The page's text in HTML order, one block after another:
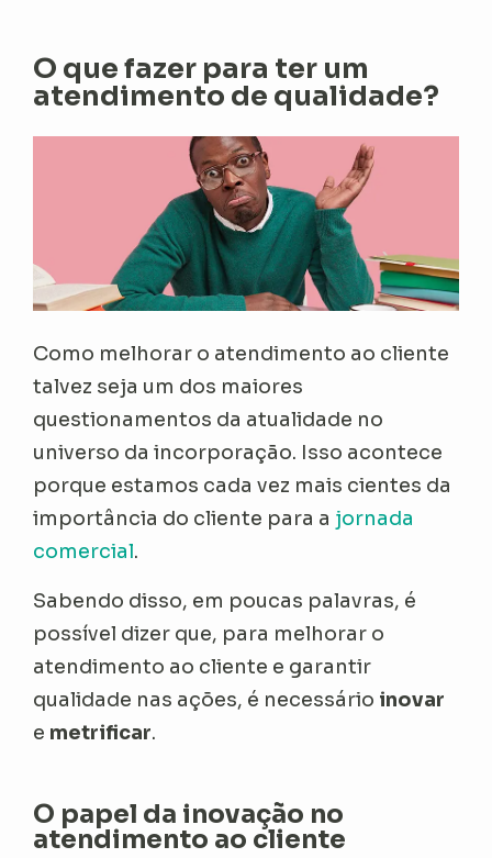
O que fazer para ter um
atendimento de qualidade?
Como melhorar o atendimento ao cliente
talvez seja um dos maiores
questionamentos da atualidade no
universo da incorporação. Isso acontece
porque estamos cada vez mais cientes da
importância do cliente para a jornada
comercial.
Sabendo disso, em poucas palavras, é
possível dizer que, para melhorar o
atendimento ao cliente e garantir
qualidade nas ações, é necessário inovar
e metrificar.
O papel da inovação no
atendimento ao cliente